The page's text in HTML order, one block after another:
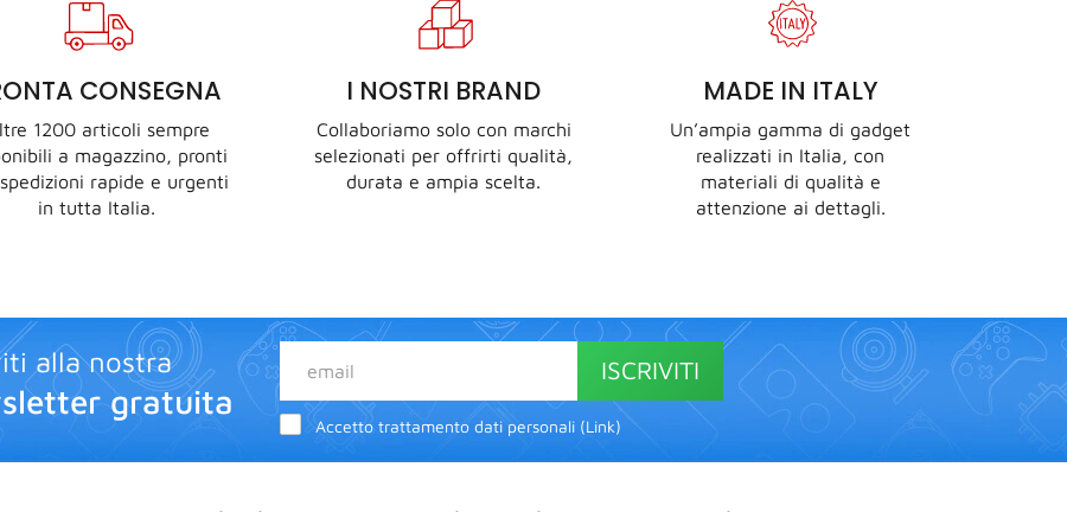
CONSEGNA
1200 articoli sempre
a magazzino, pronti
rapide e urgenti
in tutta Italia.
I NOSTRI BRAND
Collaboriamo solo con marchi
selezionati per offrirti qualità,
durata e ampia scelta.
MADE IN ITALY
Un’ampia gamma di gadget
realizzati in Italia, con
materiali di qualità e
attenzione ai dettagli.
alla nostra
gratuita
ISCRIVITI
Accetto trattamento dati personali (Link)